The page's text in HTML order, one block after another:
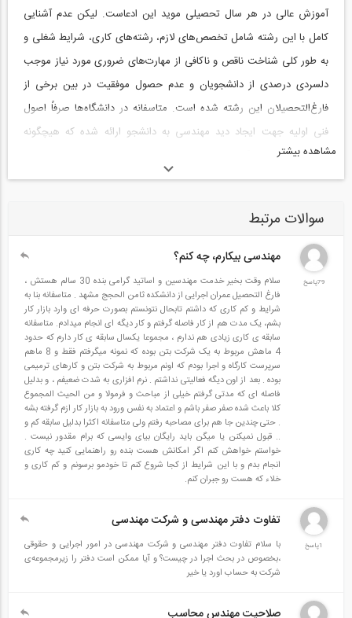
آموزش عالی در هر سال تحصیلی موید این ادعاست. لیکن عدم آشنایی
کامل با این رشته شامل تخصص‌های لازم، رشته‌های کاری، شرایط شغلی و
به طور کلی شناخت ناقص و ناکافی از مهارت‌های ضروری مورد نیاز موجب
دلسردی درصدی از دانشجویان و عدم حصول موفقیت در بین برخی از
فارغ‌التحصیلان این رشته شده است. متاسفانه در دانشگاه‌ها صرفاً اصول
فنی اولیه جهت ایجاد دید مهندسی به دانشجو ارائه شده که هیچگونه
تناسبی با نیازهای آتی بازار کار و مهارت‌های ضروری مورد نیاز ندارد. لذا
صرفاً تکیه بر آموخته‌های دانشگاهی یکی از اشتباهات مهلکی است که آینده
مناسب را از وی سلب می‌کند.
در این کتاب سعی شده تا معرفی جامعی نسبت به رشته مهندسی عمران و
مشاغل مرتبط با آن ارائه شود. سپس مواردی در خصوص ویژگی‌های شغلی،
مهارت‌های مورد نیاز، نرم‌افزارهای کاربردی، مباحث فنی و به طور کلی
ملزومات مورد نیاز جهت حصول موفقیت حرفه‌ای در دستور کار قرار گرفته
است. همچنین مطالب ضروری در خصوص روش‌های جستجوی شغل،
نکات مهم در تنظیم رزومه، نحوه برخورد در جلسه مصاحبه، آداب حضور در
محیط‌های کاری و نحوه تعامل با همکاران جهت انتقال تجربیات و جلوگیری
از اشتباهات احتمالی بیان شده است. علاوه بر این آشنایی با مراحل اجرایی
یک پروژه، نحوه قرائتنقشه‌های معماریو سازه، مهارتمتره و برآوردو
اصول و مبانی تهیه صورت وضعیت به عنوان آیتم‌های موثر در آینده حرفه‌ای
که فراگیری نکات ضروری ارائه شده در این کتاب موجب افزایش محسوس
مهارت‌های ضروری مرتبط با بازار کار شده و گستره وسیعی از انتخاب‌های
شغلی آتی را فراهم می‌کند.
مشاهده بیشتر
سوالات مرتبط
79پاسخ
مهندسی بیکارم، چه کنم؟
سلام وقت بخیر خدمت مهندسین و اساتید گرامی بنده 30 سالم هستش ،
فارغ التحصیل عمران اجرایی از دانشکده ثامن الحجج مشهد . متاسفانه بنا به
شرایط و کم کاری که داشتم تابحال نتونستم بصورت حرفه ای وارد بازار کار
بشم، یک مدت هم از کار فاصله گرفتم و کار دیگه ای انجام میدادم. متاسفانه
سابقه ی کاری زیادی هم ندارم ، مجموعا یکسال سابقه ی کار دارم که حدود
4 ماهش مربوط به یک شرکت بتن بوده که نمونه میگرفتم فقط و 8 ماهم
سرپرست کارگاه و اجرا بودم که اونم مربوط به شرکت بتن و کارهای ترمیمی
بوده . بعد از اون دیگه فعالیتی نداشتم . نرم افزاری به شدت ضعیفم ، و بدلیل
فاصله ای که مدتی گرفتم خیلی از مباحث و فرمولا و من الحیث المجموع
کلا باعث شده صفر صفر باشم و اعتماد به نفس ورود به بازار کار ازم گرفته بشه
. حتی چندین جا هم برای مصاحبه رفتم ولی متاسفانه اکثرا بدلیل سابقه کم و
.. قبول نمیکنن یا میگن باید رایگان بیای وایسی که برام مقدور نیست .
خواستم خواهش کنم اگر امکانش هست بنده رو راهنمایی کنید چه کاری
انجام بدم و با این شرایط از کجا شروع کنم تا خودمو برسونم و کم کاری و
خلاء که هست رو جبران کنم.
1پاسخ
تفاوت دفتر مهندسی و شرکت مهندسی
با سلام تفاوت دفتر مهندسی و شرکت مهندسی در امور اجرایی و حقوقی
،بخصوص در بحث اجرا در چیست؟ و آیا ممکن است دفتر را زیرمجموعه‌ی
شرکت به حساب اورد یا خیر
صلاحیت مهندس محاسب